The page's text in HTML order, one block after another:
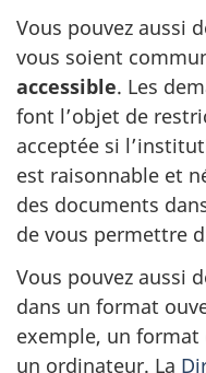
Vous pouvez aussi
vous soient
accessible. Les
font l’objet de
acceptée si
est raisonnable et
des documents
de vous permettre
Vous pouvez aussi
dans un format
exemple, un
un ordinateur. La